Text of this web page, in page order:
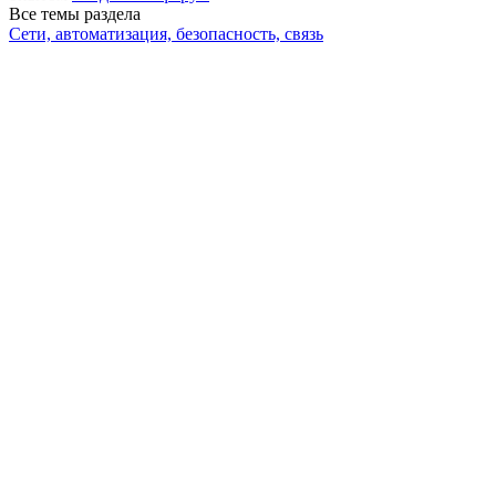
Все темы раздела
Сети, автоматизация, безопасность, связь